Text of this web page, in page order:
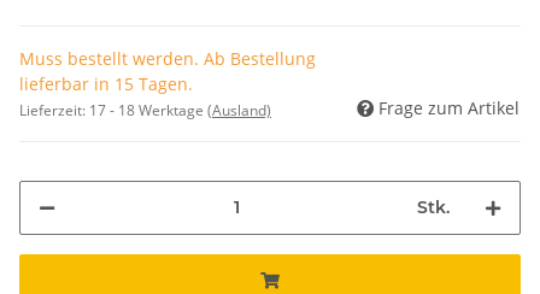
Muss bestellt werden. Ab Bestellung
lieferbar in 15 Tagen.
Lieferzeit: 17 - 18 Werktage (Ausland) Frage zum Artikel
Stk.